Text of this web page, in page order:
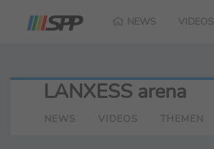
NEWS VIDEOS
LANXESS arena
NEWS VIDEOS THEMEN